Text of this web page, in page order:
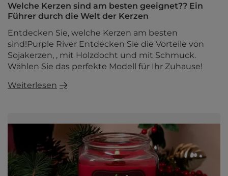
Welche Kerzen sind am besten geeignet?? Ein
Führer durch die Welt der Kerzen
Entdecken Sie, welche Kerzen am besten
sind!Purple River Entdecken Sie die Vorteile von
Sojakerzen, , mit Holzdocht und mit Schmuck.
Wählen Sie das perfekte Modell für Ihr Zuhause!
Weiterlesen